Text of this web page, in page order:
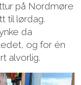
på Nordmøre
til lørdag.
da
og for én
alvorlig.